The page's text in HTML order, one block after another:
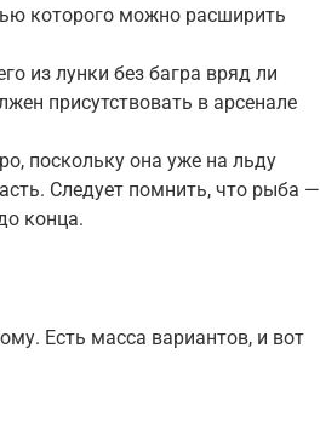
которого можно расширить
из лунки без багра вряд ли
присутствовать в арсенале
поскольку она уже на льду
Следует помнить, что рыба —
конца.
Есть масса вариантов, и вот